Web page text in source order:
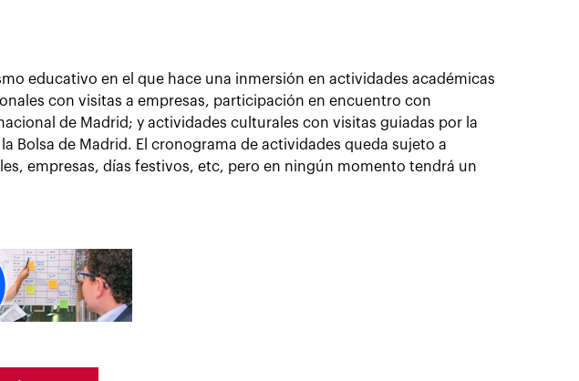
educativo en el que hace una inmersión en actividades académicas
con visitas a empresas, participación en encuentro con
de Madrid; y actividades culturales con visitas guiadas por la
Bolsa de Madrid. El cronograma de actividades queda sujeto a
empresas, días festivos, etc, pero en ningún momento tendrá un